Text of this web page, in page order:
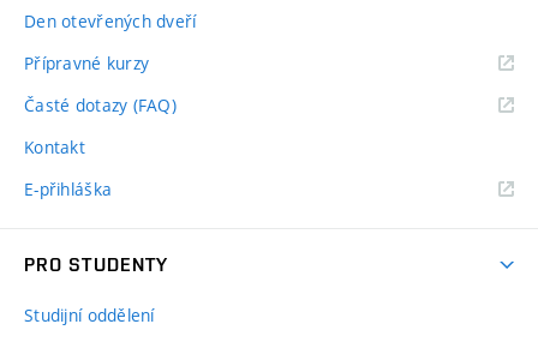
Den otevřených dveří
Přípravné kurzy
Časté dotazy (FAQ)
Kontakt
E-přihláška
PRO STUDENTY
Studijní oddělení